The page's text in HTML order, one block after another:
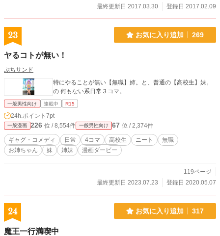
最終更新日 2017.03.30
登録日 2017.02.09
23 お気に入り追加 269
ヤるコトが無い！
ぷちサンド
特にやることが無い【無職】姉。と、普通の【高校生】妹。
の 何もない系日常３コマ。
一般男性向け 連載中 R15
24h.ポイント 7pt
一般漫画 226 位 / 8,554件 一般男性向け 67 位 / 2,374件
ギャグ・コメディ 日常 4コマ 高校生 ニート
無職
お姉ちゃん
妹 姉妹 漫画ダービー
119ページ
最終更新日 2023.07.23
登録日 2020.05.07
24 お気に入り追加 317
魔王一行満喫中